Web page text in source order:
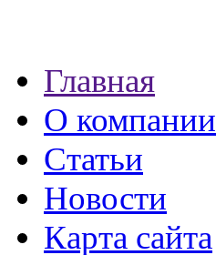
экспресс займы
Главная
О компании
Статьи
Новости
Карта сайта